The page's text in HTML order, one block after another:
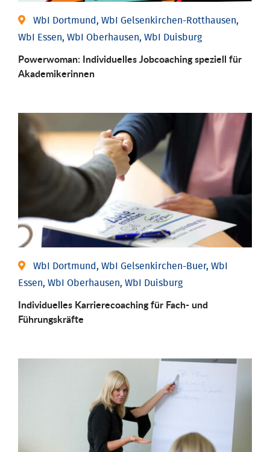
WbI Dortmund, WbI Gelsenkirchen-Rotthausen,
WbI Essen, WbI Oberhausen, WbI Duisburg
Powerwoman: Individu­elles Job­coaching speziell für
Aka­demiker­innen
WbI Dortmund, WbI Gelsenkirchen-Buer, WbI
Essen, WbI Oberhausen, WbI Duisburg
Individu­elles Karrierecoaching für Fach-­ und
Führungs­kräfte